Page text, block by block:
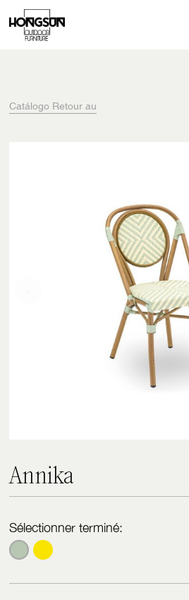
Catálogo Retour au
Annika
Sélectionner terminé: